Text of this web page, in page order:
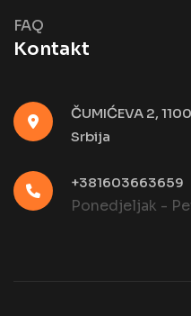
FAQ
Kontakt
ČUMIĆEVA 2,
Srbija
+381603663659
Ponedjeljak -